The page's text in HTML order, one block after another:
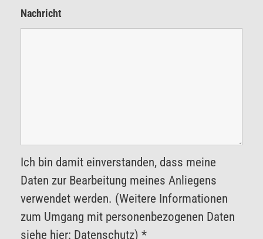
Nachricht
Ich bin damit einverstanden, dass meine
Daten zur Bearbeitung meines Anliegens
verwendet werden. (Weitere Informationen
zum Umgang mit personenbezogenen Daten
siehe hier: Datenschutz) *